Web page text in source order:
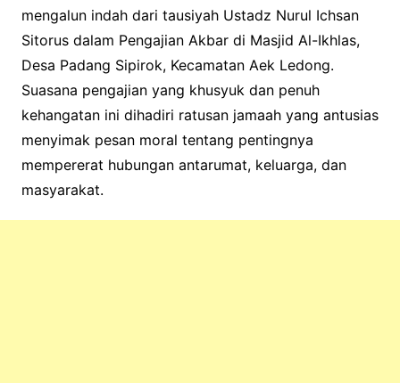
mengalun indah dari tausiyah Ustadz Nurul Ichsan
Sitorus dalam Pengajian Akbar di Masjid Al-Ikhlas,
Desa Padang Sipirok, Kecamatan Aek Ledong.
Suasana pengajian yang khusyuk dan penuh
kehangatan ini dihadiri ratusan jamaah yang antusias
menyimak pesan moral tentang pentingnya
mempererat hubungan antarumat, keluarga, dan
masyarakat.